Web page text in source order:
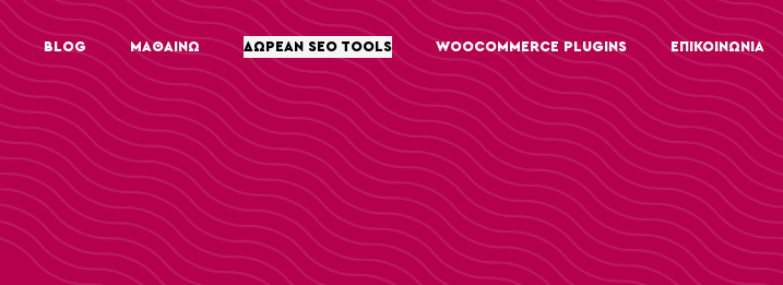
BLOG ΜΑΘΑΙΝΩ ΔΩΡΕΑΝ SEO TOOLS WOOCOMMERCE PLUGINS ΕΠΙΚΟΙΝΩΝΙΑ